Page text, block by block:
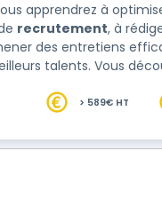
apprendrez à
recrutement, à
des entretiens
talents. Vous
pour les fidéliser sur le
> 589€ HT